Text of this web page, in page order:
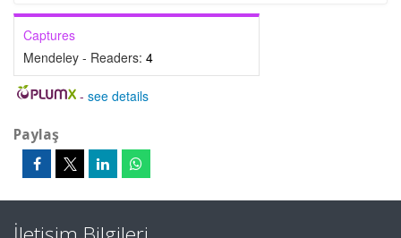
Captures
Mendeley - Readers: 4
- see details
Paylaş